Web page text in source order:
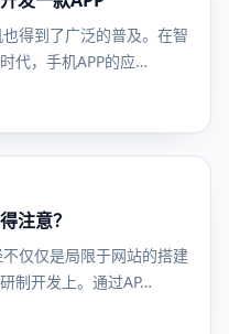
得到了广泛的普及。在智
代，手机APP的应…
注意？
仅仅是局限于网站的搭建
制开发上。通过AP…